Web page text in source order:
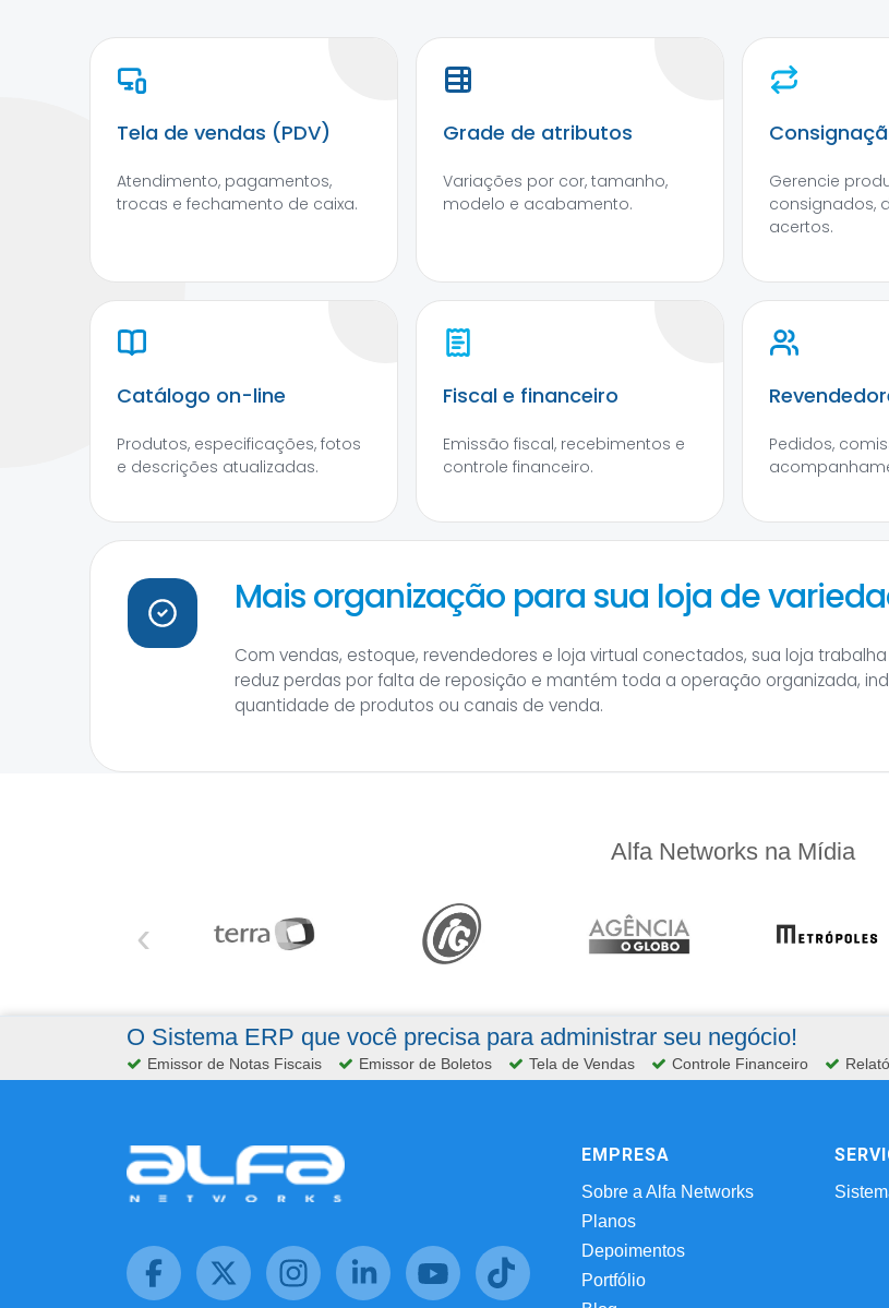
Tela de vendas (PDV)
Atendimento, pagamentos,
trocas e fechamento de caixa.
Grade de atributos
Variações por cor, tamanho,
modelo e acabamento.
Gerencie
consignados,
acertos.
Catálogo on-line
Produtos, especificações, fotos
e descrições atualizadas.
Fiscal e financeiro
Emissão fiscal, recebimentos e
controle financeiro.
Pedidos,
Mais organização para sua loja de
Com vendas, estoque, revendedores e loja virtual conectados, sua loja
reduz perdas por falta de reposição e mantém toda a operação organizada,
quantidade de produtos ou canais de venda.
Alfa Networks na Mídia
‹
O Sistema ERP que você precisa para administrar seu negócio!
Emissor de Notas Fiscais Emissor de Boletos Tela de Vendas Controle Financeiro
EMPRESA
Sobre a Alfa Networks
Planos
Depoimentos
Portfólio